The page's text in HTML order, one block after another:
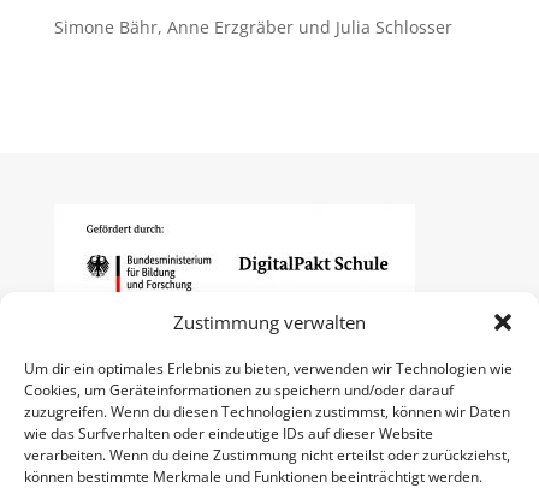
Zustimmung verwalten
Um dir ein optimales Erlebnis zu bieten, verwenden wir Technologien wie
Cookies, um Geräteinformationen zu speichern und/oder darauf
zuzugreifen. Wenn du diesen Technologien zustimmst, können wir Daten
wie das Surfverhalten oder eindeutige IDs auf dieser Website
verarbeiten. Wenn du deine Zustimmung nicht erteilst oder zurückziehst,
können bestimmte Merkmale und Funktionen beeinträchtigt werden.
Simone Bähr, Anne Erzgräber und Julia Schlosser